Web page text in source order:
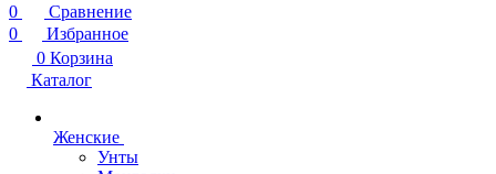
0
Сравнение
0
Избранное
0 Корзина
Каталог
Женские
Унты